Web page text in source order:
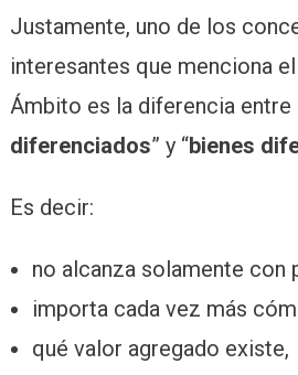
Justamente, uno de los
interesantes que menciona
Ámbito es la diferencia entre
diferenciados” y “bienes
Es decir:
no alcanza solamente con
importa cada vez más
qué valor agregado existe,